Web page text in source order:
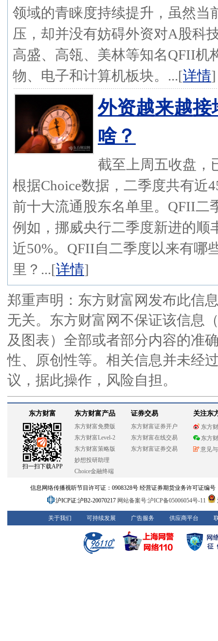
领域的青睐度持续提升，虽然当
压，却并没有妨碍外资对A股科
高盛、高瓴、美林等知名QFII机
物、电子和计算机板块。...[详情]
外资越来越
啥？
截至上周五收盘，
根据Choice数据，二季度共有近
前十大流通股东名单里。QFII二
例如，挪威央行二季度新进的顺
近50%。QFII自二季度以来有哪
里？...[详情]
郑重声明：东方财富网发布此信
无关。东方财富网不保证该信息
及图表）全部或者部分内容的准
性、原创性等。相关信息并未经
议，据此操作，风险自担。
东方财富
扫一扫下载APP
东方财富产品
东方财富免费版
东方财富Level-2
东方财富策略版
妙想投研助理
Choice金融终端
证券交易
东方财富证券开户
东方财富在线交易
东方财富证券交易
关注东
东方
东方
意见
信息网络传播视听节目许可证：0908328号 经营证券期货业务许可证编号
沪ICP证:沪B2-20070217 网站备案号:沪ICP备05006054号-11
关于我们 可持续发展 广告服务 供应商平台